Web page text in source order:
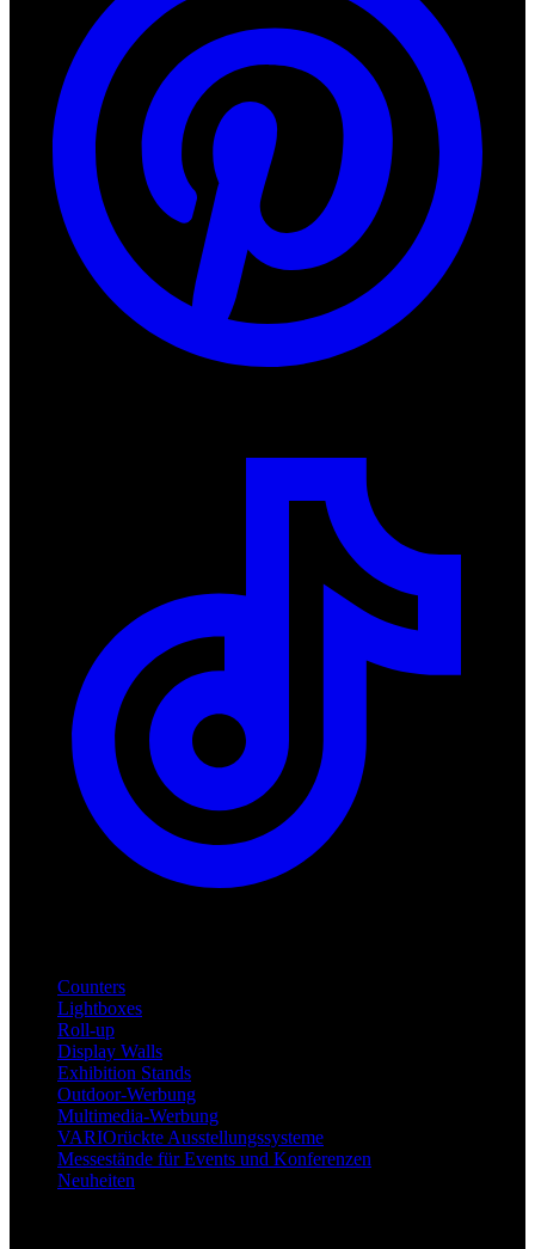
Counters
Lightboxes
Roll-up
Display Walls
Exhibition Stands
Outdoor-Werbung
Multimedia-Werbung
VARIOrückte Ausstellungssysteme
Messestände für Events und Konferenzen
Neuheiten